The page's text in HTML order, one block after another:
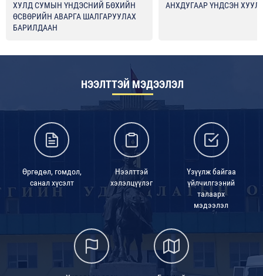
ХУЛД СУМЫН ҮНДЭСНИЙ БӨХИЙН
ӨСВӨРИЙН АВАРГА ШАЛГАРУУЛАХ
БАРИЛДААН
АНХДУГААР ҮНДСЭН
НЭЭЛТТЭЙ МЭДЭЭЛЭЛ
Өргөдөл, гомдол,
санал хүсэлт
Нээлттэй
хэлэлцүүлэг
Үзүүлж байгаа
үйлчилгээний
талаарх
мэдээлэл